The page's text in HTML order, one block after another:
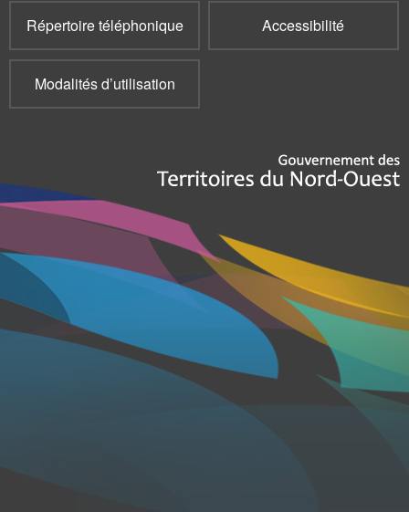
Répertoire téléphonique Accessibilité
Modalités d’utilisation